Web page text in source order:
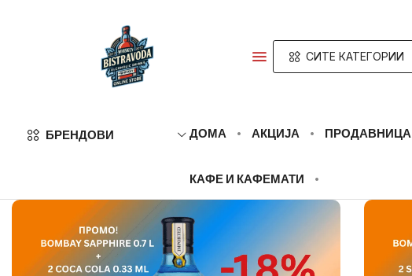
СИТЕ КАТЕГОРИИ
БРЕНДОВИ ДОМА АКЦИЈА ПРОДАВНИЦА
КАФЕ И КАФЕМАТИ